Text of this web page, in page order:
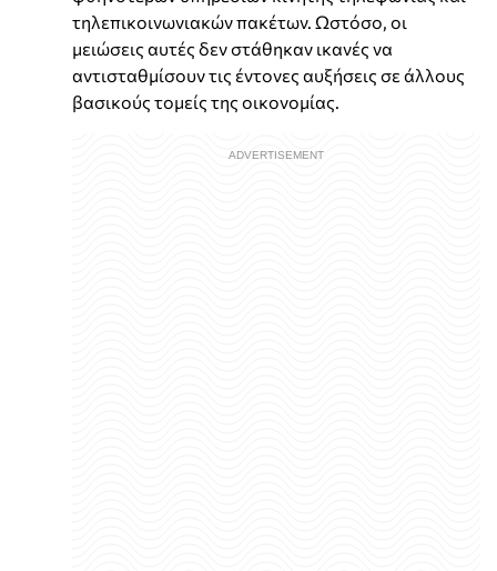
τηλεπικοινωνιακών πακέτων. Ωστόσο, οι
μειώσεις αυτές δεν στάθηκαν ικανές να
αντισταθμίσουν τις έντονες αυξήσεις σε άλλους
βασικούς τομείς της οικονομίας.